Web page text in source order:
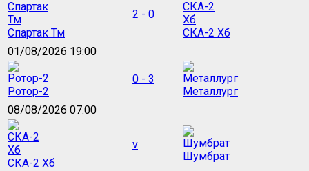
Спартак Тм
2 - 0
СКА-2 Хб
01/08/2026 19:00
Ротор-2
0 - 3
Металлург
08/08/2026 07:00
СКА-2 Хб
v
Шумбрат